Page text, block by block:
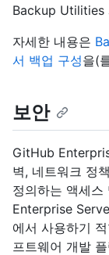
Backup Utilities
자세한 내용은
서 백업 구성을(
보안
GitHub
벽, 네트워크 정
정의하는 액세
Enterprise
에서 사용하기
프트웨어 개발